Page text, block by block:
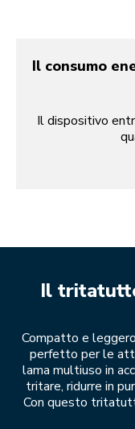
Il consumo
Il dispositivo
Il
Compatto e
perfetto per le
lama multiuso in
tritare, ridurre in
Con questo